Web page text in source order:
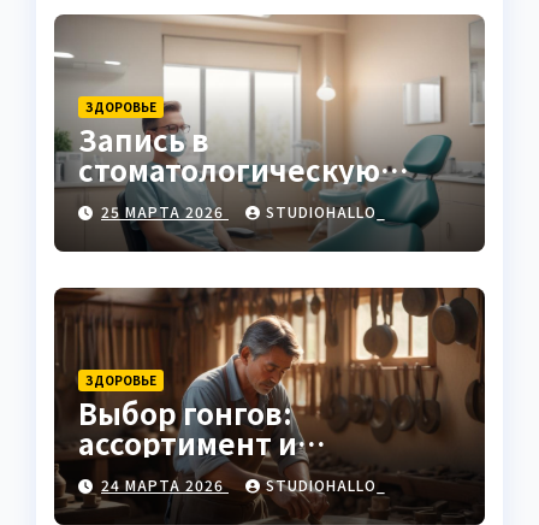
ЗДОРОВЬЕ
Запись в
стоматологическую
клинику
25 МАРТА 2026 STUDIOHALLO_
ЗДОРОВЬЕ
Выбор гонгов:
ассортимент и
характеристики
24 МАРТА 2026 STUDIOHALLO_